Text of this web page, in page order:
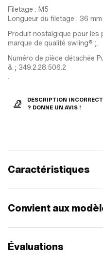
Filetage : M5
Longueur du filetage : 36
Produit nostalgique pour les
marque de qualité swiing® ;.
Numéro de pièce détachée
& ; 349.2.28.506.2
.
DESCRIPTION
? DONNE UN AVIS !
Caractéristiques
Convient aux
Évaluations